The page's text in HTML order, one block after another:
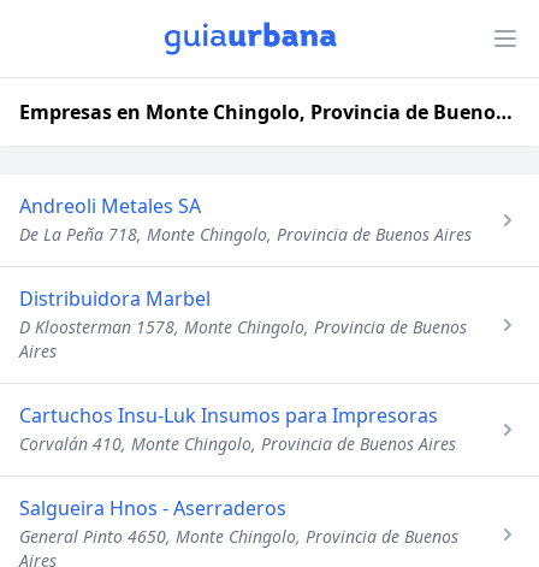
Empresas en Monte Chingolo, Provincia de Buenos Aires
Andreoli Metales SA
De La Peña 718, Monte Chingolo, Provincia de Buenos Aires
Distribuidora Marbel
D Kloosterman 1578, Monte Chingolo, Provincia de Buenos
Aires
Cartuchos Insu-Luk Insumos para Impresoras
Corvalán 410, Monte Chingolo, Provincia de Buenos Aires
Salgueira Hnos - Aserraderos
General Pinto 4650, Monte Chingolo, Provincia de Buenos
Aires